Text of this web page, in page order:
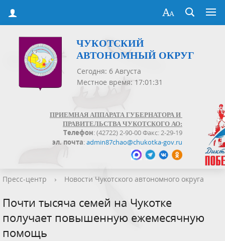
ЧУКОТСКИЙ
АВТОНОМНЫЙ ОКРУГ
Сегодня: 6 Августа
Местное время: 17:01:31
ПРИЕМНАЯ АППАРАТА ГУБЕРНАТОРА И
ПРАВИТЕЛЬСТВА ЧУКОТСКОГО АО:
Телефон: (42722) 2-90-00 Факс: 2-29-19
эл. почта:admin87chao@chukotka-gov.ru
Пресс-центр › Новости Чукотского автономного округа
Почти тысяча семей на Чукотке
получает повышенную ежемесячную
помощь